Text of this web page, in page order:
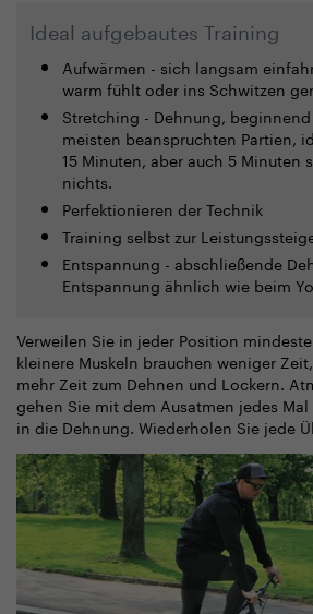
Ideal aufgebautes Training
Aufwärmen - sich langsam
warm fühlt oder ins Schwitzen
Stretching - Dehnung,
meisten beanspruchten Partien,
15 Minuten, aber auch 5 Minuten
nichts.
Perfektionieren der Technik
Training selbst zur
Entspannung - abschließende
Entspannung ähnlich wie beim
Verweilen Sie in jeder Position
kleinere Muskeln brauchen weniger
mehr Zeit zum Dehnen und Lockern.
gehen Sie mit dem Ausatmen jedes
in die Dehnung. Wiederholen Sie jede